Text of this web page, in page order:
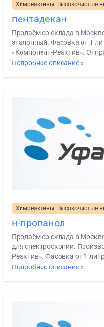
Химреактивы. Высокочистые
пентадекан
Продаём со склада в
эталонный. Фасовка от 1
«Компонент-Реактив».
Подробное описание »
Химреактивы. Высокочистые
н-пропанол
Продаём со склада в
для спектроскопии.
Реактив». Фасовка от 1
Подробное описание »